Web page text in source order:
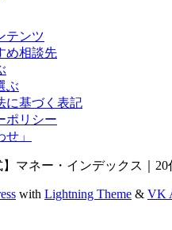
テンツ
め相談先
ぶ
に基づく表記
ポリシー
せ」
マネー・インデックス｜
with Lightning Theme & VK